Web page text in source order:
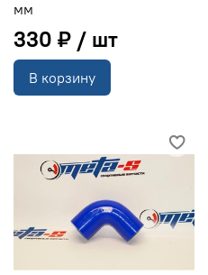
мм
330 ₽
В корзину